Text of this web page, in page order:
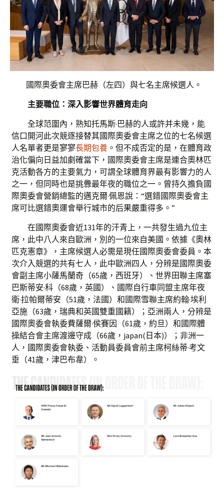
國際奧委會主席巴赫（左四）與七名主席候選人。
主要職位：深入影響世界體育走向
全球范圍內，熟知托馬斯·巴赫的人或許并未幾，能
信口開河此次競逐接替其國際奧委會主席之位的七名候選
人名單者更是寥寥長期包養 。但不成否定的是，在體育政
治化偏向日益加劇確當下，國際奧委會主席是連合奧林匹
克活動各方的主要氣力，可謂全球體育界最有影響力的人
之一，但同時也是挑釁最年夜的職位之一。曾持久擔負國
際奧委會營銷總監的邁克爾·佩恩說：“選錯國際奧委會主
席可比選錯奧運會舉行城市的后果嚴重得多。”
在國際奧委會近131年的汗青上，一共發生過九位主
席，此中八人來自歐洲，別的一位來自美國。依據《奧林
匹克憲章》，主席候選人必需是現任國際奧委會委員。本
次介入競選的共有七人，此中歐洲四人，分辨是國際奧委
會副主席小薩馬蘭奇（65歲，西班牙）、世界田聯主席塞
巴斯蒂安·科（68歲，英國）、國際自行車同盟主席年夜
衛·拉帕爾蒂安（51歲，法國）和國際雪聯主席約翰·埃利
亞施（63歲，瑞典和英國雙重國籍）；亞洲兩人，分辨是
國際奧委會執委費薩爾·侯賽因（61歲，約旦）和國際體
操結合會主席渡邊守成（66歲，japan(日本)）；非洲一
人，國際奧委會執委、活動員委員會前主席柯絲蒂·考文
垂（41歲，津巴布韋）。